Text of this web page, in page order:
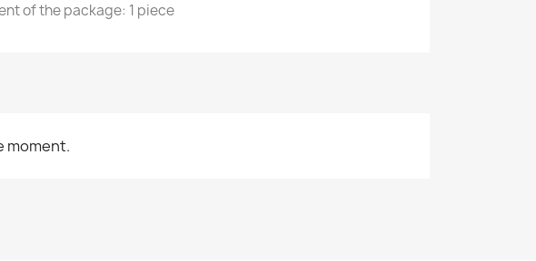
of the package: 1 piece
moment.